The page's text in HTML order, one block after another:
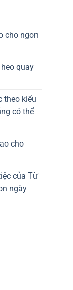
cho ngon
quay
theo kiểu
có thể
cho
của Từ
ngày